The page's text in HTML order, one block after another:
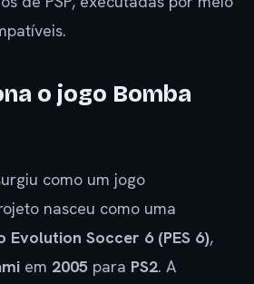
o jogo Bomba
como um jogo
nasceu como uma
Evolution Soccer 6 (PES 6),
em 2005 para PS2. A